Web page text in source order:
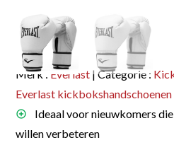
Merk : Everlast | Categorie :
Everlast kickbokshandschoenen
Ideaal voor nieuwkomers
willen verbeteren